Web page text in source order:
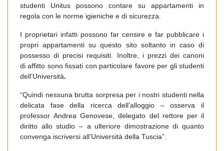
studenti Unitus possono contare su appartamenti in
regola con le norme igieniche e di sicurezza.
I proprietari infatti possono far censire e far pubblicare i
propri appartamenti su questo sito soltanto in caso di
possesso di precisi requisiti. Inoltre, i prezzi dei canoni
di affitto sono fissati con particolare favore per gli studenti
dell’Università.
“Quindi nessuna brutta sorpresa per i nostri studenti nella
delicata fase della ricerca dell’alloggio – osserva il
professor Andrea Genovese, delegato del rettore per il
diritto allo studio – a ulteriore dimostrazione di quanto
convenga iscriversi all’Università della Tuscia”.